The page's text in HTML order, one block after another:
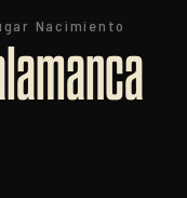
Nacimiento